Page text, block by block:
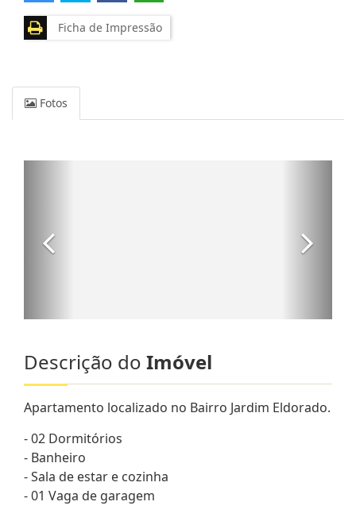
Ficha de Impressão
Fotos
Descrição do Imóvel
Apartamento localizado no Bairro Jardim Eldorado.
- 02 Dormitórios
- Banheiro
- Sala de estar e cozinha
- 01 Vaga de garagem